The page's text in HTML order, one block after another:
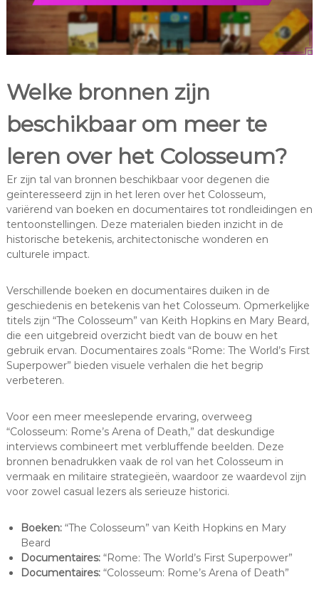
Welke bronnen zijn
beschikbaar om meer te
leren over het Colosseum?
Er zijn tal van bronnen beschikbaar voor degenen die
geïnteresseerd zijn in het leren over het Colosseum,
variërend van boeken en documentaires tot rondleidingen en
tentoonstellingen. Deze materialen bieden inzicht in de
historische betekenis, architectonische wonderen en
culturele impact.
Verschillende boeken en documentaires duiken in de
geschiedenis en betekenis van het Colosseum. Opmerkelijke
titels zijn “The Colosseum” van Keith Hopkins en Mary Beard,
die een uitgebreid overzicht biedt van de bouw en het
gebruik ervan. Documentaires zoals “Rome: The World’s First
Superpower” bieden visuele verhalen die het begrip
verbeteren.
Voor een meer meeslepende ervaring, overweeg
“Colosseum: Rome’s Arena of Death,” dat deskundige
interviews combineert met verbluffende beelden. Deze
bronnen benadrukken vaak de rol van het Colosseum in
vermaak en militaire strategieën, waardoor ze waardevol zijn
voor zowel casual lezers als serieuze historici.
Boeken:“The Colosseum” van Keith Hopkins en Mary
Beard
Documentaires:“Rome: The World’s First Superpower”
Documentaires:“Colosseum: Rome’s Arena of Death”